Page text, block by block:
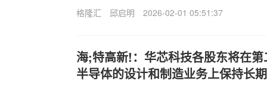
格隆汇 邱启明 2026-02-01 05:51:37
海;特高新!：华芯科技各股东将在
半导体的设计和制造业务上保持长